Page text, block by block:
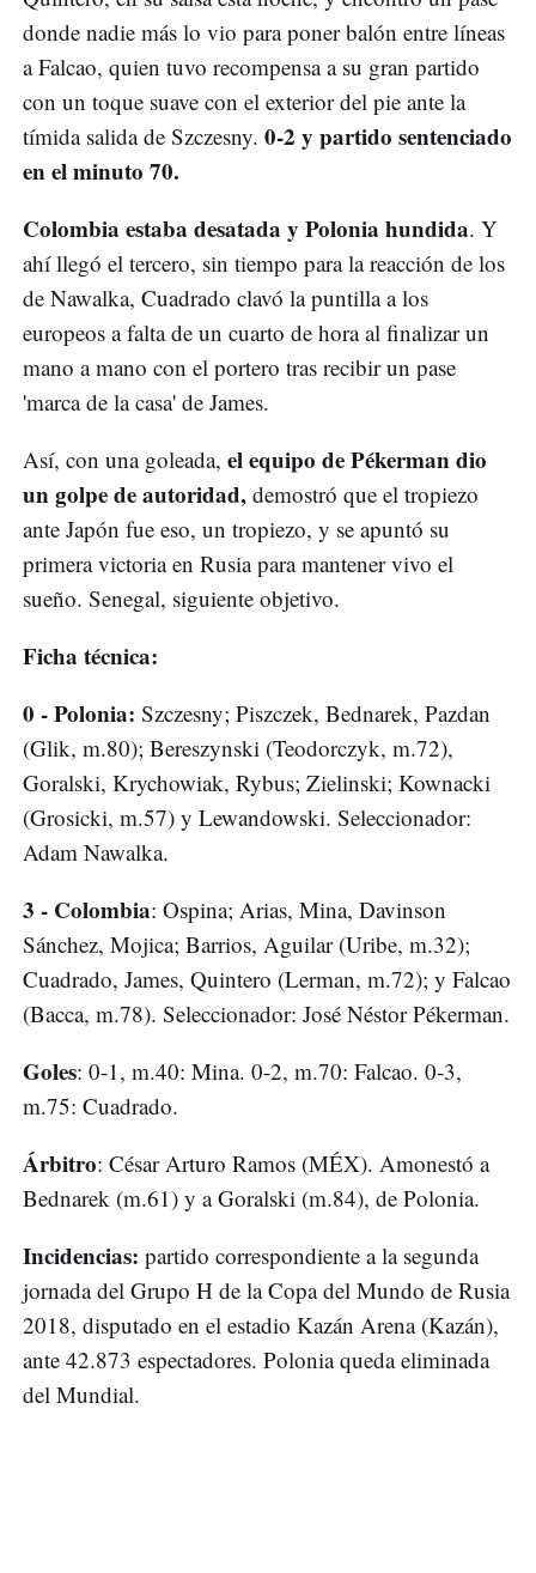
donde nadie más lo vio para poner balón entre líneas
a Falcao, quien tuvo recompensa a su gran partido
con un toque suave con el exterior del pie ante la
tímida salida de Szczesny. 0-2 y partido sentenciado
en el minuto 70.
Colombia estaba desatada y Polonia hundida. Y
ahí llegó el tercero, sin tiempo para la reacción de los
de Nawalka, Cuadrado clavó la puntilla a los
europeos a falta de un cuarto de hora al finalizar un
mano a mano con el portero tras recibir un pase
'marca de la casa' de James.
Así, con una goleada, el equipo de Pékerman dio
un golpe de autoridad, demostró que el tropiezo
ante Japón fue eso, un tropiezo, y se apuntó su
primera victoria en Rusia para mantener vivo el
sueño. Senegal, siguiente objetivo.
Ficha técnica:
0 - Polonia: Szczesny; Piszczek, Bednarek, Pazdan
(Glik, m.80); Bereszynski (Teodorczyk, m.72),
Goralski, Krychowiak, Rybus; Zielinski; Kownacki
(Grosicki, m.57) y Lewandowski. Seleccionador:
Adam Nawalka.
3 - Colombia: Ospina; Arias, Mina, Davinson
Sánchez, Mojica; Barrios, Aguilar (Uribe, m.32);
Cuadrado, James, Quintero (Lerman, m.72); y Falcao
(Bacca, m.78). Seleccionador: José Néstor Pékerman.
Goles: 0-1, m.40: Mina. 0-2, m.70: Falcao. 0-3,
m.75: Cuadrado.
Árbitro: César Arturo Ramos (MÉX). Amonestó a
Bednarek (m.61) y a Goralski (m.84), de Polonia.
Incidencias: partido correspondiente a la segunda
jornada del Grupo H de la Copa del Mundo de Rusia
2018, disputado en el estadio Kazán Arena (Kazán),
ante 42.873 espectadores. Polonia queda eliminada
del Mundial.